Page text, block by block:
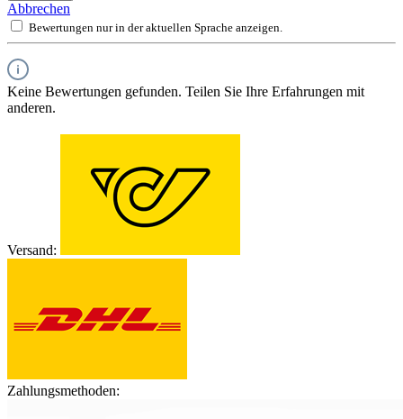
Abbrechen
Bewertungen nur in der aktuellen Sprache anzeigen.
Keine Bewertungen gefunden. Teilen Sie Ihre Erfahrungen mit
anderen.
Versand:
Zahlungsmethoden: